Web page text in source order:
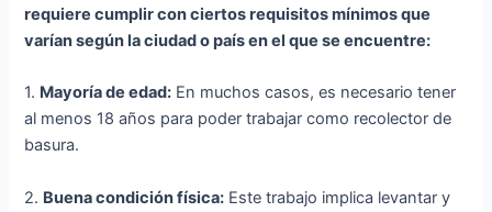
requiere cumplir con ciertos requisitos mínimos que
varían según la ciudad o país en el que se encuentre:
1. Mayoría de edad: En muchos casos, es necesario tener
al menos 18 años para poder trabajar como recolector de
basura.
2. Buena condición física: Este trabajo implica levantar y